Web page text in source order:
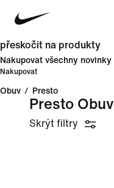
přeskočit na produkty
Nakupovat všechny novinky
Nakupovat
Obuv / Presto
Presto Obuv
Skrýt filtry